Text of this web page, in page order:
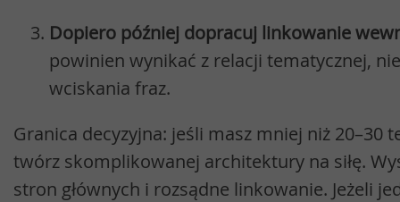
Dopiero później dopracuj linkowanie
powinien wynikać z relacji tematycznej,
wciskania fraz.
Granica decyzyjna: jeśli masz mniej niż 20–30
twórz skomplikowanej architektury na siłę.
stron głównych i rozsądne linkowanie. Jeżeli